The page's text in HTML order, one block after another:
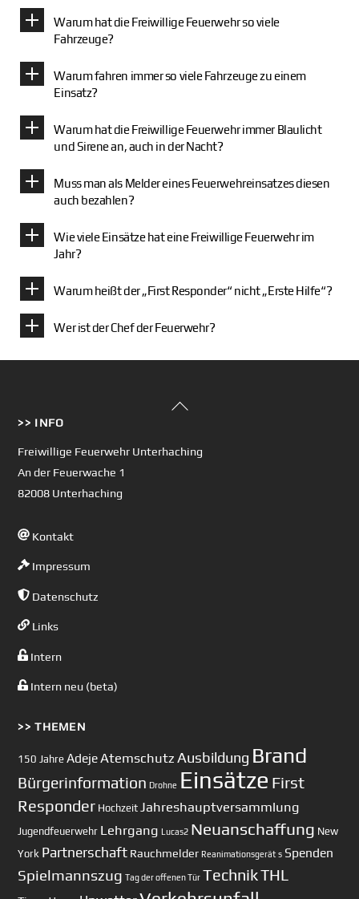
Warum hat die Freiwillige Feuerwehr so viele
Fahrzeuge?
Warum fahren immer so viele Fahrzeuge zu einem
Einsatz?
Warum hat die Freiwillige Feuerwehr immer Blaulicht
und Sirene an, auch in der Nacht?
Muss man als Melder eines Feuerwehreinsatzes diesen
auch bezahlen?
Wie viele Einsätze hat eine Freiwillige Feuerwehr im
Jahr?
Warum heißt der „First Responder“ nicht „Erste Hilfe“?
Wer ist der Chef der Feuerwehr?
Back
>> INFO
Freiwillige Feuerwehr Unterhaching
An der Feuerwache 1
82008 Unterhaching
Kontakt
Impressum
Datenschutz
Links
Intern
Intern neu (beta)
>> THEMEN
150 Jahre AdejeAtemschutz Ausbildung Brand
Bürgerinformation Drohne Einsätze First
Responder Hochzeit Jahreshauptversammlung
Jugendfeuerwehr Lehrgang Lucas2 Neuanschaffung New
York Partnerschaft Rauchmelder Reanimationsgerät s Spenden
Spielmannszug Tag der offenen Tür TechnikTHL